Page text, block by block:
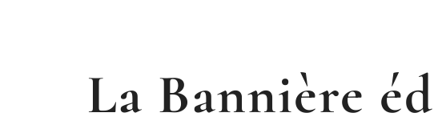
La Bannière